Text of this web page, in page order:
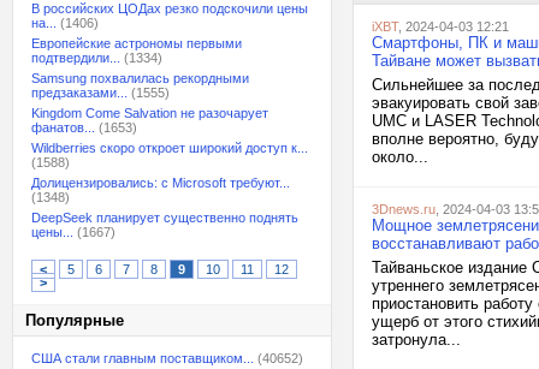
В российских ЦОДах резко подскочили цены
на...
(1406)
Европейские астрономы первыми
подтвердили...
(1334)
Samsung похвалилась рекордными
предзаказами...
(1555)
Kingdom Come Salvation не разочарует
фанатов...
(1653)
Wildberries скоро откроет широкий доступ к...
(1588)
Долицензировались: с Microsoft требуют...
(1348)
DeepSeek планирует существенно поднять
цены...
(1667)
< 5 6 7 8 9 10 11
12
>
Популярные
США стали главным поставщиком...
(40652)
iXBT, 2024-04-03 12:21
Смартфоны, ПК и
Тайване может
Сильнейшее за
эвакуировать свой
UMC и LASER
вполне вероятно,
около...
3Dnews.ru , 2024-04-03
Мощное
восстанавливают
Тайваньское
утреннего
приостановить
ущерб от этого
затронула...